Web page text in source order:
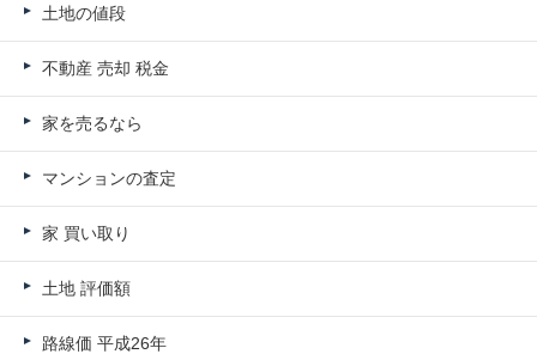
土地の値段
不動産 売却 税金
家を売るなら
マンションの査定
家 買い取り
土地 評価額
路線価 平成26年